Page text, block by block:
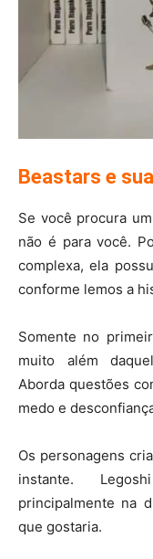
Beastars e
Se você procura
não é para você.
complexa, ela
conforme lemos a
Somente no
muito além
Aborda questões
medo e
Os personagens
instante.
principalmente na
que gostaria.